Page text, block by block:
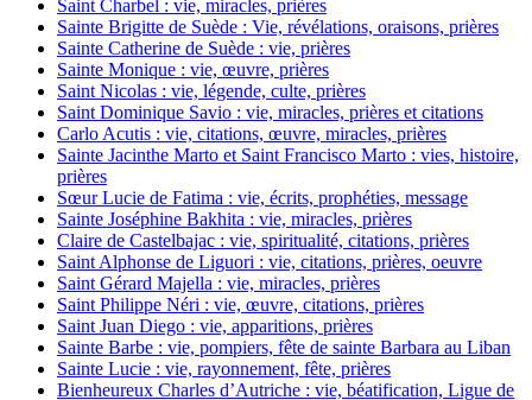
Saint Charbel : vie, miracles, prières
Sainte Brigitte de Suède : Vie, révélations, oraisons, prières
Sainte Catherine de Suède : vie, prières
Sainte Monique : vie, œuvre, prières
Saint Nicolas : vie, légende, culte, prières
Saint Dominique Savio : vie, miracles, prières et citations
Carlo Acutis : vie, citations, œuvre, miracles, prières
Sainte Jacinthe Marto et Saint Francisco Marto : vies, histoire,
prières
Sœur Lucie de Fatima : vie, écrits, prophéties, message
Sainte Joséphine Bakhita : vie, miracles, prières
Claire de Castelbajac : vie, spiritualité, citations, prières
Saint Alphonse de Liguori : vie, citations, prières, oeuvre
Saint Gérard Majella : vie, miracles, prières
Saint Philippe Néri : vie, œuvre, citations, prières
Saint Juan Diego : vie, apparitions, prières
Sainte Barbe : vie, pompiers, fête de sainte Barbara au Liban
Sainte Lucie : vie, rayonnement, fête, prières
Bienheureux Charles d’Autriche : vie, béatification, Ligue de